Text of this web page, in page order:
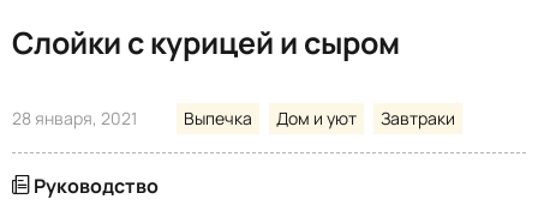
Слойки с курицей и сыром
28 января, 2021 Выпечка Дом и уют Завтраки
Руководство